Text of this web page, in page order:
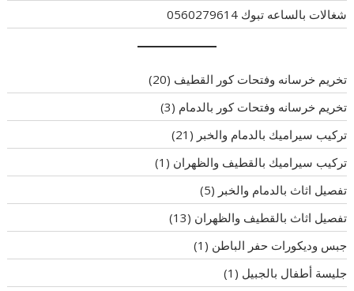
شغالات بالساعه تبوك 0560279614
تخريم خرسانه وفتحات كور القطيف (20)
تخريم خرسانه وفتحات كور بالدمام (3)
تركيب سيراميك بالدمام والخبر (21)
تركيب سيراميك بالقطيف والظهران (1)
تفصيل اثاث بالدمام والخبر (5)
تفصيل اثاث بالقطيف والظهران (13)
جبس وديكورات حفر الباطن (1)
جليسة أطفال بالجبيل (1)